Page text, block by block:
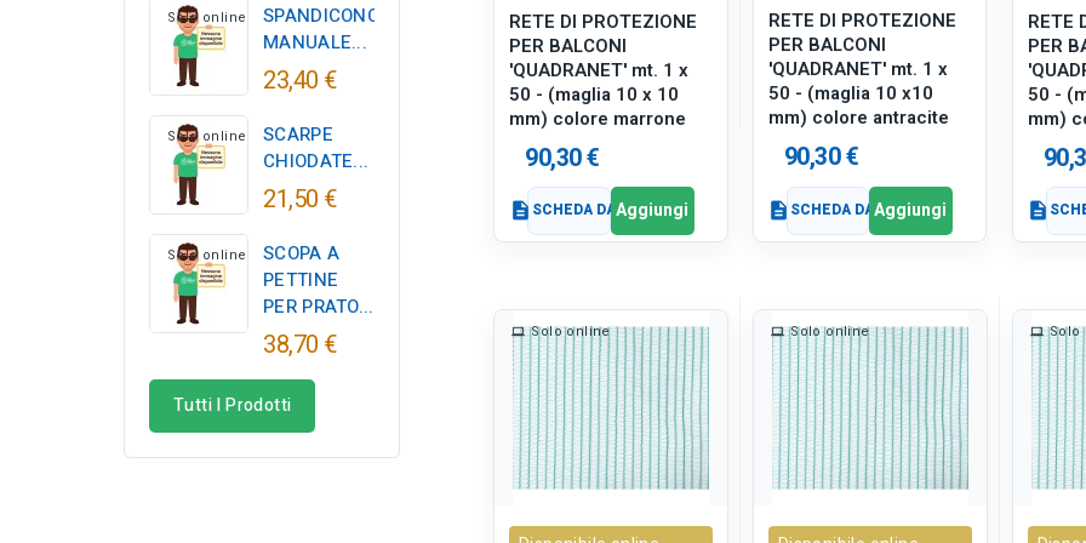
Solo online
SPANDICONCIME
MANUALE...
23,40 €
Solo online
SCARPE
CHIODATE...
21,50 €
Solo online
SCOPA A
PETTINE
PER PRATO...
38,70 €
Tutti I Prodotti
RETE DI PROTEZIONE
PER BALCONI
'QUADRANET' mt. 1 x
50 - (maglia 10 x 10
mm) colore marrone
90,30 €
description SCHEDA DATIAggiungi
RETE DI PROTEZIONE
PER BALCONI
'QUADRANET' mt. 1 x
50 - (maglia 10 x10
mm) colore antracite
90,30 €
description SCHEDA DATIAggiungi
RETE
PER
50 -
mm)
description
Solo online Solo online Solo